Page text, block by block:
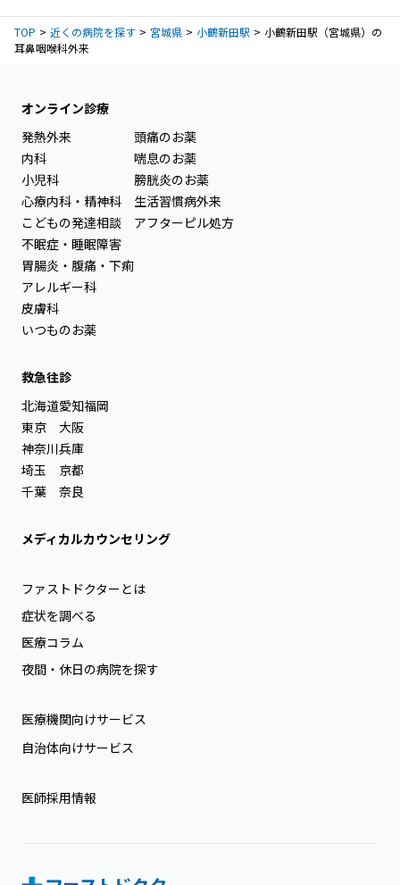
TOP 近くの病院を探す 宮城県 小鶴新田駅
小鶴新田駅（宮城県）の
耳鼻咽喉科外来
オンライン診療
発熱外来
内科
小児科
心療内科・精神科
こどもの発達相談
不眠症・睡眠障害
胃腸炎・腹痛・下痢
アレルギー科
皮膚科
いつものお薬
頭痛のお薬
喘息のお薬
膀胱炎のお薬
生活習慣病外来
アフターピル処方
救急往診
北海道
東京
神奈川
埼玉
千葉
愛知
大阪
兵庫
京都
奈良
福岡
メディカルカウンセリング
ファストドクターとは
症状を調べる
医療コラム
夜間・休日の病院を探す
医療機関向けサービス
自治体向けサービス
医師採用情報